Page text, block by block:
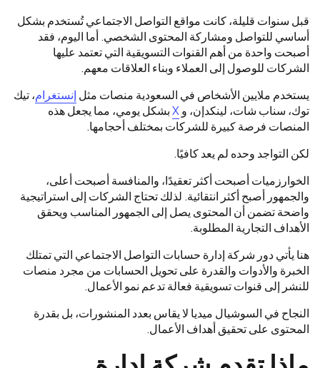
قبل سنوات قليلة، كانت مواقع التواصل الاجتماعي تُستخدم بشكل
أساسي للتواصل ومشاركة المحتوى الشخصي. أما اليوم، فقد
أصبحت واحدة من أهم القنوات التسويقية التي تعتمد عليها
الشركات للوصول إلى العملاء وبناء العلاقات معهم.
يستخدم ملايين الأشخاص في السعودية منصات مثل إنستغرام، تيك
توك، سناب شات، لينكدإن، وXبشكل يومي، مما يجعل هذه
المنصات فرصة كبيرة للشركات بمختلف أحجامها.
لكن التواجد وحده لم يعد كافيًا.
الخوارزميات أصبحت أكثر تعقيدًا، والمنافسة أصبحت أعلى،
والجمهور أصبح أكثر انتقائية. لذلك تحتاج الشركات إلى استراتيجية
واضحة تضمن أن المحتوى يصل إلى الجمهور المناسب ويحقق
الأهداف التجارية المطلوبة.
هنا يأتي دور شركة إدارة حسابات التواصل الاجتماعي التي تمتلك
الخبرة والأدوات والقدرة على تحويل الحسابات من مجرد منصات
للنشر إلى قنوات تسويقية فعالة تدعم نمو الأعمال.
النجاح في السوشيال ميديا لا يقاس بعدد المنشورات، بل بقدرة
المحتوى على تحقيق أهداف الأعمال.